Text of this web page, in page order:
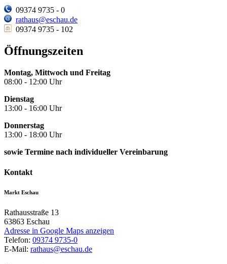
09374 9735 - 0
rathaus@eschau.de
09374 9735 - 102
Öffnungszeiten
Montag, Mittwoch und Freitag
08:00 - 12:00 Uhr
Dienstag
13:00 - 16:00 Uhr
Donnerstag
13:00 - 18:00 Uhr
sowie Termine nach individueller Vereinbarung
Kontakt
Markt Eschau
Rathausstraße 13
63863 Eschau
Adresse in Google Maps anzeigen
Telefon: 09374 9735-0
E-Mail: rathaus@eschau.de